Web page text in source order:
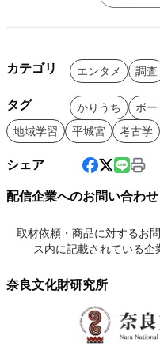
カテゴリ エンタメ 調査
タグ かりうち ボー
地域学習
平城宮 考古学
シェア
配信企業へのお問い合わせ
取材依頼・商品に対するお
ス内に記載されている企
奈良文化財研究所